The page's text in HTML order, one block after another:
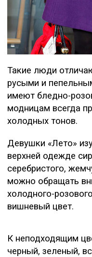
Такие люди
русыми и
имеют бледно-
модницам всегда
холодных тонов.
Девушки «Лето»
верхней одежде
серебристого,
можно обращать
холодного-
вишневый цвет.
К неподходящим
черный, зеленый,